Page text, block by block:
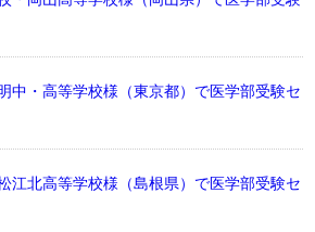
中・高等学校様（東京都）で医学部受験セ
江北高等学校様（島根県）で医学部受験セ